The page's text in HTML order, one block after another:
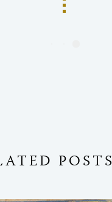
POSTS